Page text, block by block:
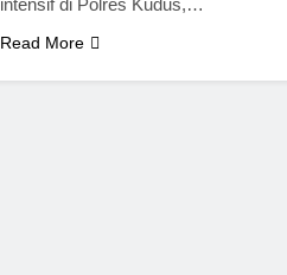
intensif di Polres Kudus,…
Read More